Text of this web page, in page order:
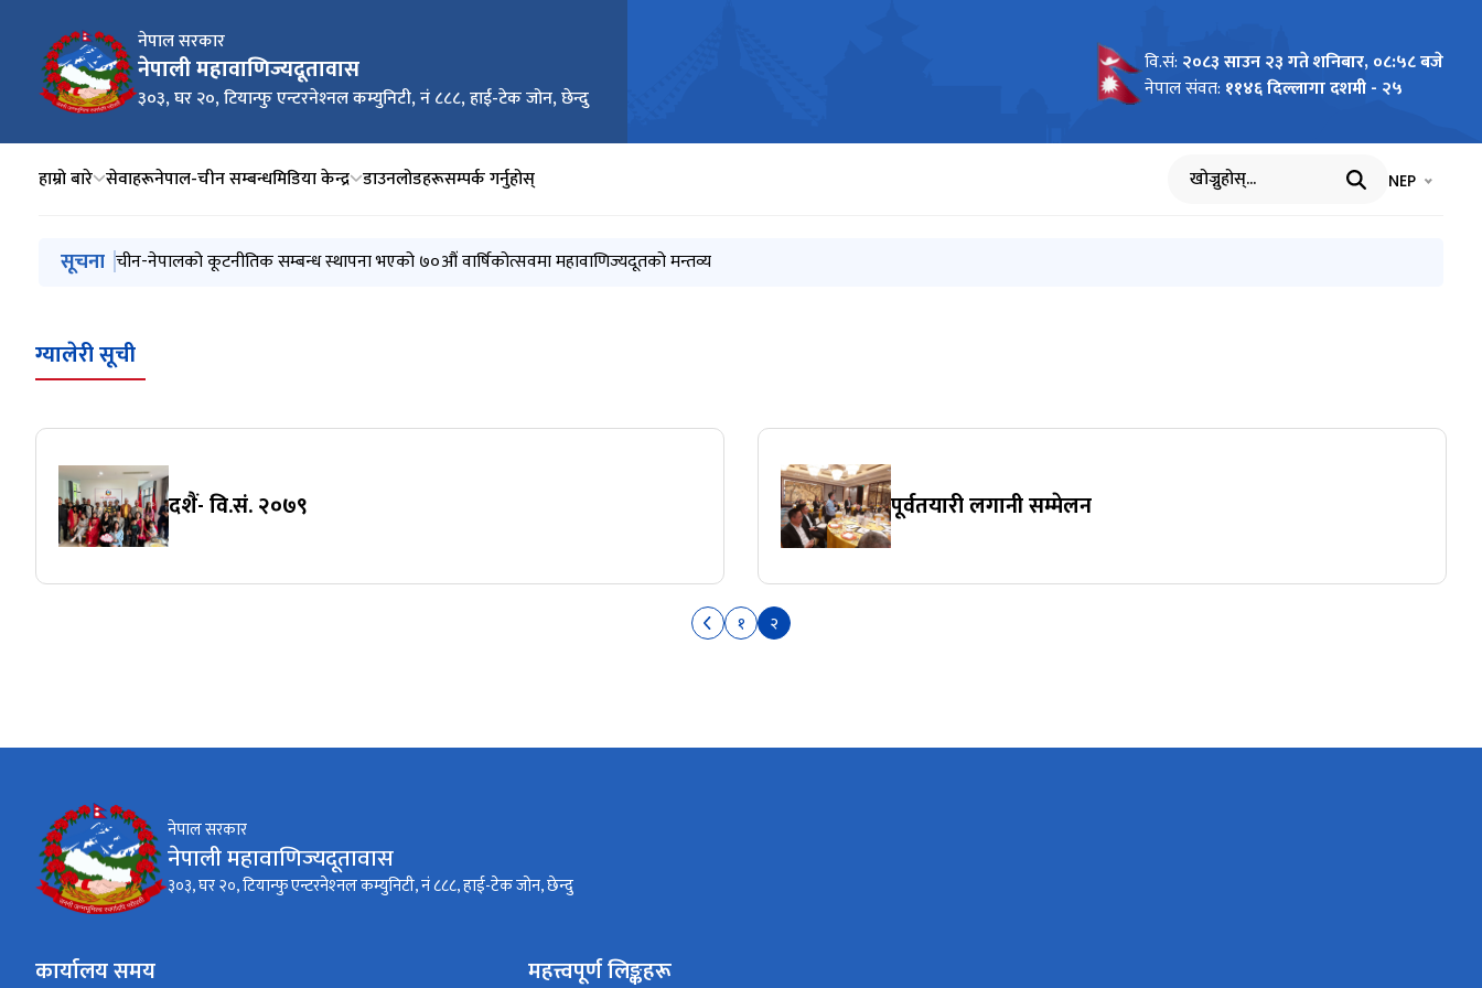
नेपाल सरकार
नेपाली महावाणिज्यदूतावास
३०३, घर २०, टियान्फु एन्टरनेश्‍नल कम्युनिटी, नं ८८८, हाई-टेक जोन, छेन्दु
वि.सं: २०८३ साउन २३ गते शनिबार, ०८:५८ बजे
नेपाल संवत: ११४६ दिल्लागा दशमी - २५
हाम्रो बारे सेवाहरूनेपाल-चीन सम्बन्धमिडिया केन्द्र डाउनलोडहरूसम्पर्क गर्नुहोस् खोज्नुहोस् भाषा चयन
NEP
मुख्य नेभिगेसनमा जानुहोस्
सूचना चीन-नेपालको कूटनीतिक सम्बन्ध स्थापना भएको ७०औं वार्षिकोत्सवमा महावाणिज्यदूतको मन्तव्य
ग्यालेरी सूची
दशैं- वि.सं. २०७९ पूर्वतयारी लगानी सम्मेलन
१ २
नेपाल सरकार
नेपाली महावाणिज्यदूतावास
३०३, घर २०, टियान्फु एन्टरनेश्‍नल कम्युनिटी, नं ८८८, हाई-टेक जोन, छेन्दु
कार्यालय समय महत्त्वपूर्ण लिङ्कहरू